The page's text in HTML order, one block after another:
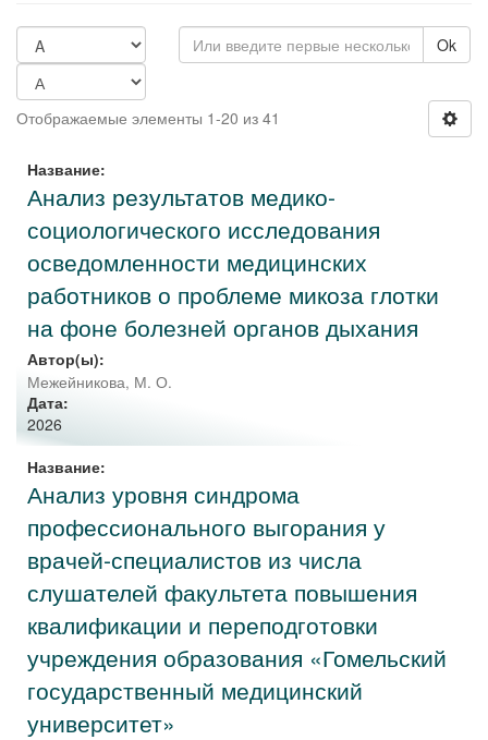
Ok
Отображаемые элементы 1-20 из 41
Название:
Анализ результатов медико-
социологического исследования
осведомленности медицинских
работников о проблеме микоза глотки
на фоне болезней органов дыхания
Автор(ы):
Межейникова, М. О.
Дата:
2026
Название:
Анализ уровня синдрома
профессионального выгорания у
врачей-специалистов из числа
слушателей факультета повышения
квалификации и переподготовки
учреждения образования «Гомельский
государственный медицинский
университет»